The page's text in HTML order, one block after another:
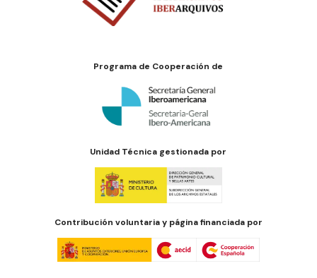
Programa de Cooperación de
Unidad Técnica gestionada por
Contribución voluntaria y página financiada por